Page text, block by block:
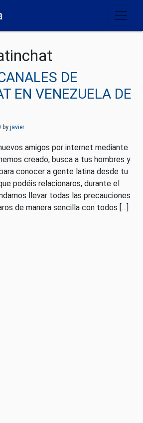
DE
EN VENEZUELA DE
by javier
amigos por internet mediante
creado, busca a tus hombres y
conocer a gente latina desde tu
podéis relacionaros, durante el
llevar todas las precauciones
de manera sencilla con todos […]